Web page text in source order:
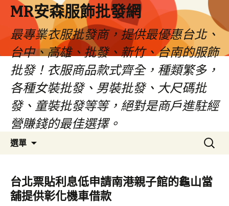
MR安森服飾批發網
最專業衣服批發商，提供最優惠台北、
台中、高雄、批發、新竹、台南的服飾
批發！衣服商品款式齊全，種類繁多，
各種女裝批發、男裝批發、大尺碼批
發、童裝批發等等，絕對是商戶進駐經
營賺錢的最佳選擇。
選單
容
區
搜
尋
鍵
字:
台北票貼利息低申請南港親子館的龜山當
舖提供彰化機車借款